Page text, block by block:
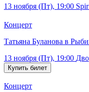
13 ноября (Пт), 19:00
Концерт
Татьяна Буланова в
13 ноября (Пт), 19:00
Концерт